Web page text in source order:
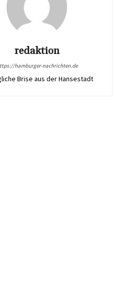
redaktion
hamburger-nachrichten.de
Brise aus der Hansestadt